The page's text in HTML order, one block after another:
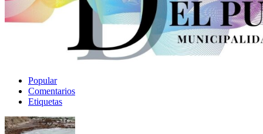
Popular
Comentarios
Etiquetas